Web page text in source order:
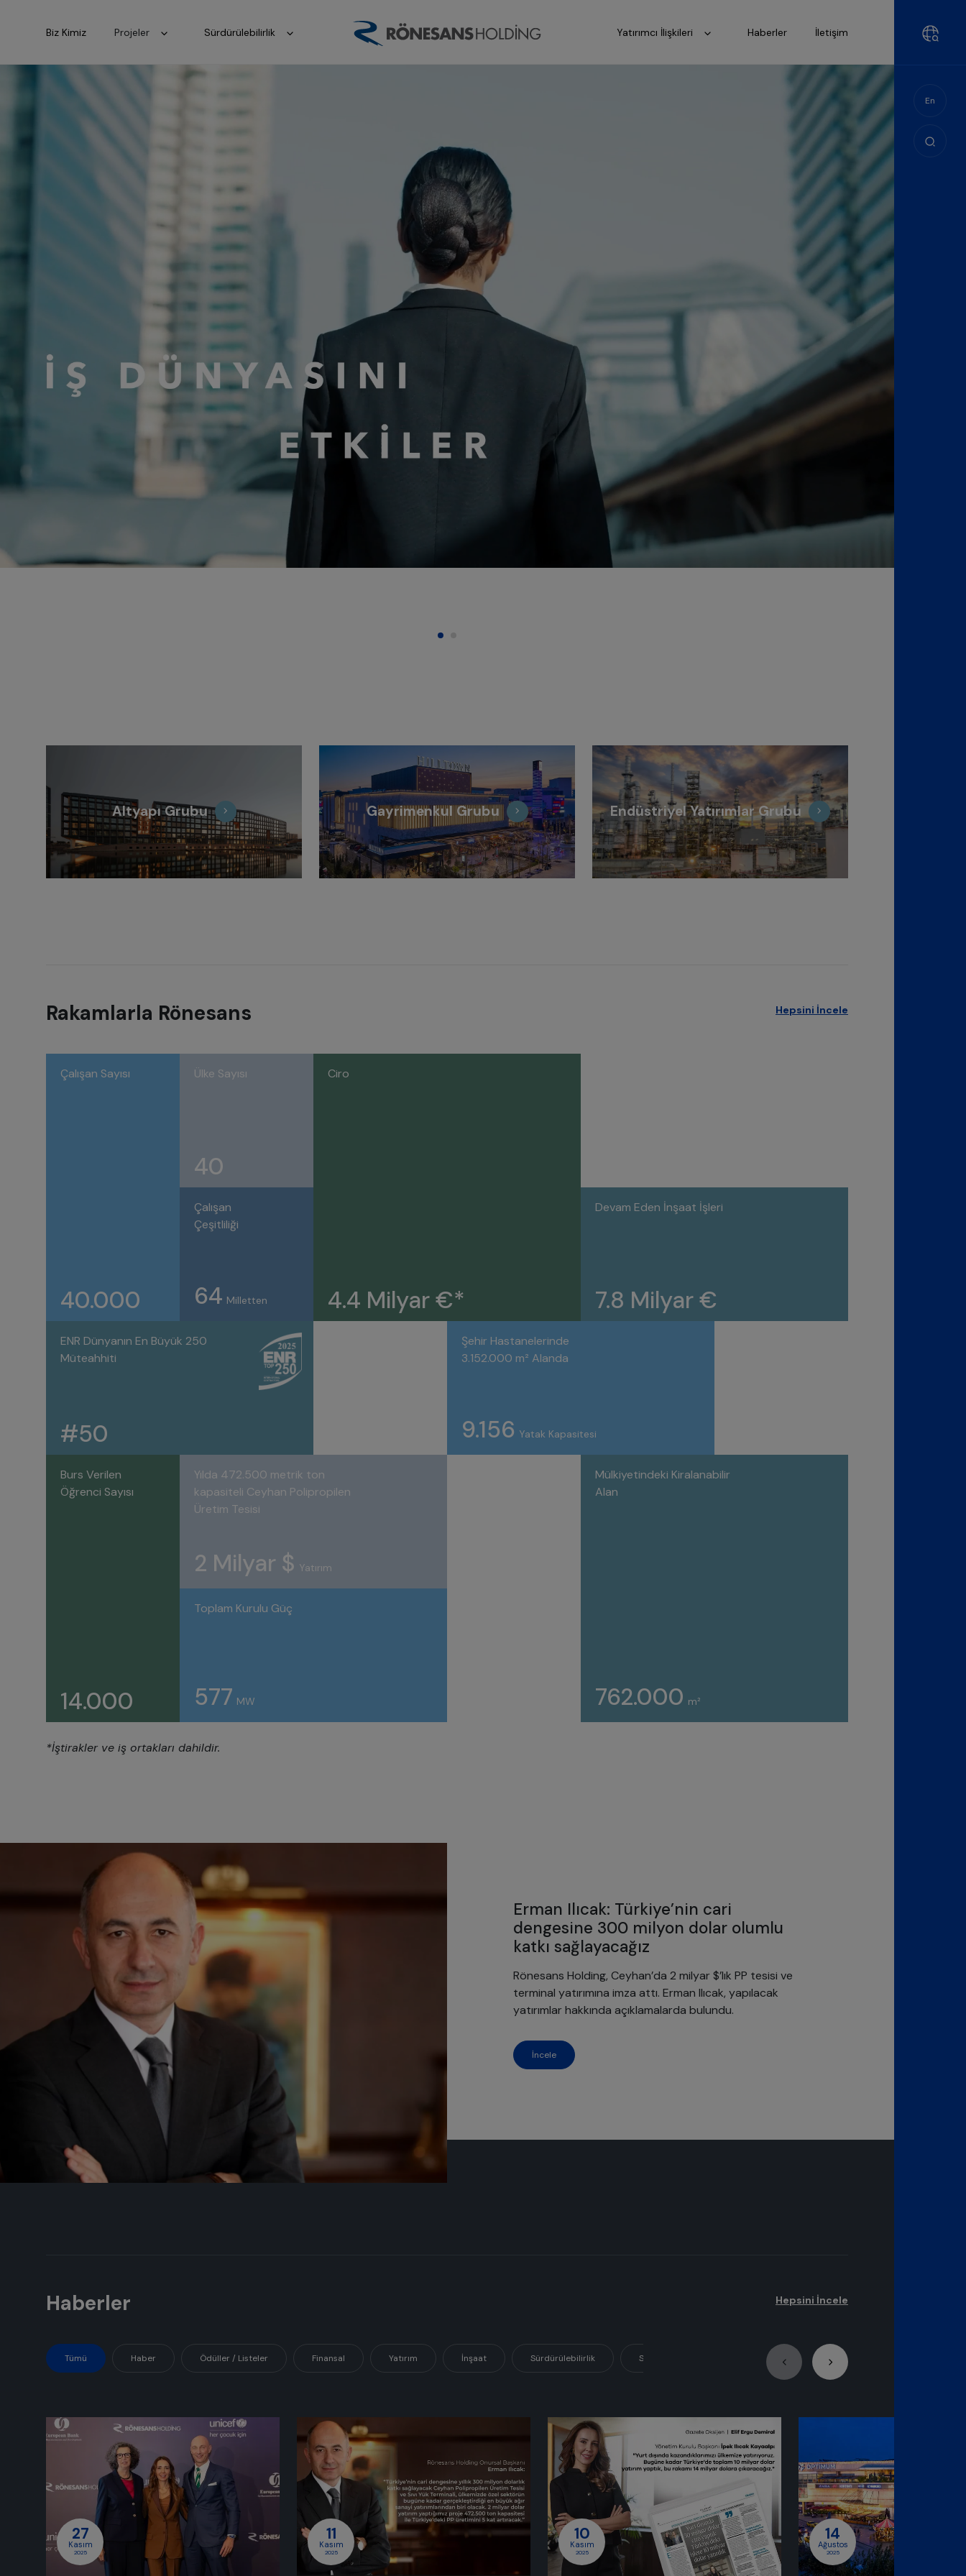
Biz Kimiz Projeler Sürdürülebilirlik Yatırımcı İlişkileri Haberler İletişim
En
Altyapı Grubu Gayrimenkul Grubu Endüstriyel Yatırımlar Grubu
Rakamlarla Rönesans Hepsini İncele
Çalışan Sayısı
40.000
Ülke Sayısı
40
Çalışan
Çeşitliliği
64 Milletten
Ciro
4.4 Milyar €*
Devam Eden İnşaat İşleri
7.8 Milyar €
ENR Dünyanın En Büyük 250
Müteahhiti
#50
Şehir Hastanelerinde
3.152.000 m² Alanda
9.156 Yatak Kapasitesi
Burs Verilen
Öğrenci Sayısı
14.000
Yılda 472.500 metrik ton
kapasiteli Ceyhan Polipropilen
Üretim Tesisi
2 Milyar $ Yatırım
Toplam Kurulu Güç
577 MW
Mülkiyetindeki Kiralanabilir
Alan
762.000 m²
*İştirakler ve iş ortakları dahildir.
Erman Ilıcak: Türkiye’nin cari
dengesine 300 milyon dolar olumlu
katkı sağlayacağız
Rönesans Holding, Ceyhan’da 2 milyar $’lık PP tesisi ve
terminal yatırımına imza attı. Erman Ilıcak, yapılacak
yatırımlar hakkında açıklamalarda bulundu.
İncele
Haberler Hepsini İncele
Tümü Haber Ödüller / Listeler Finansal Yatırım İnşaat Sürdürülebilirlik Sosyal Sorumluluk
27
Kasım
2025
11
Kasım
2025
10
Kasım
2025
14
Ağustos
2025